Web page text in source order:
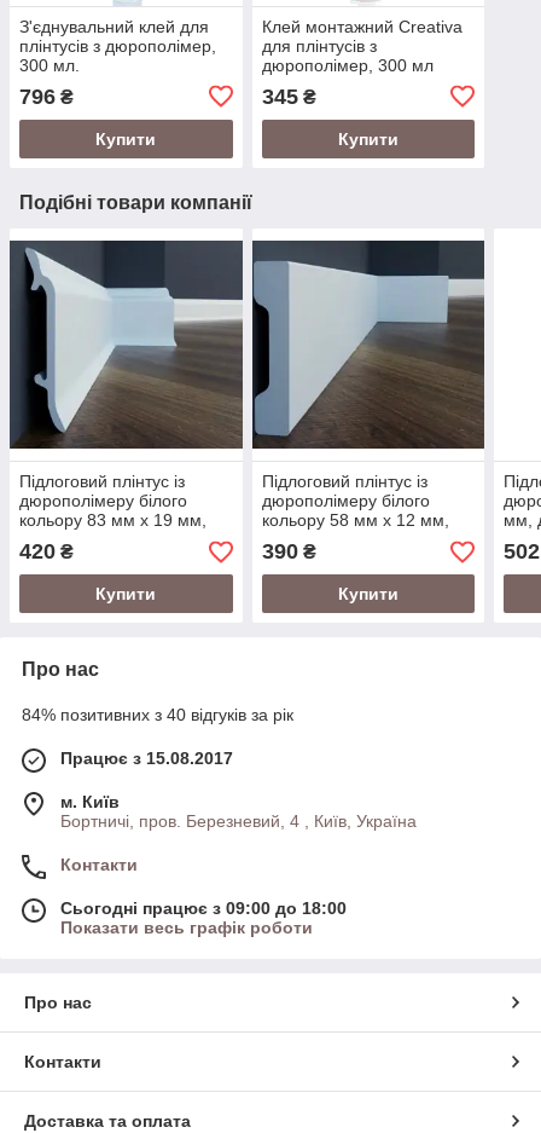
З'єднувальний клей для
плінтусів з дюрополімер,
300 мл.
796 ₴
Купити
Клей монтажний Creativa
для плінтусів з
дюрополімер, 300 мл
345₴
Купити
Подібні товари компанії
Підлоговий плінтус із
дюрополімеру білого
кольору 83 мм х 19 мм,
LPC-16, довжина 2,44 м.
420 ₴
Купити
Підлоговий плінтус із
дюрополімеру білого
кольору 58 мм х 12 мм,
LPC-32, довжина 2,0 м.
390₴
Купити
мм,
502
Про нас
84% позитивних з 40 відгуків за рік
Працює з 15.08.2017
м. Київ
Бортничі, пров. Березневий, 4 , Київ, Україна
Контакти
Сьогодні працює з 09:00 до 18:00
Показати весь графік роботи
Про нас
Контакти
Доставка та оплата